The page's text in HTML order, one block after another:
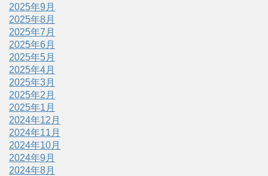
2025年9月
2025年8月
2025年7月
2025年6月
2025年5月
2025年4月
2025年3月
2025年2月
2025年1月
2024年12月
2024年11月
2024年10月
2024年9月
2024年8月